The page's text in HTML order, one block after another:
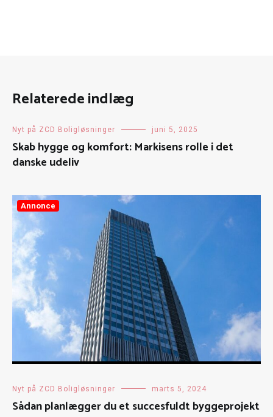
Relaterede indlæg
Nyt på ZCD Boligløsninger juni 5, 2025
Skab hygge og komfort: Markisens rolle i det
danske udeliv
Annonce
Nyt på ZCD Boligløsninger marts 5, 2024
Sådan planlægger du et succesfuldt byggeprojekt